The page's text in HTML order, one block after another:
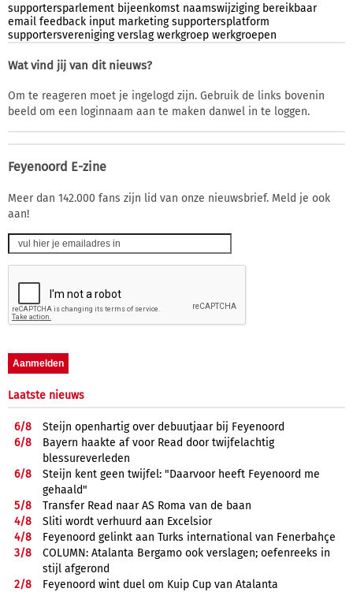
supportersparlement bijeenkomst naamswijziging bereikbaar
email feedback input marketing supportersplatform
supportersvereniging verslag werkgroep werkgroepen
Wat vind jij van dit nieuws?
Om te reageren moet je ingelogd zijn. Gebruik de links bovenin
beeld om een loginnaam aan te maken danwel in te loggen.
Feyenoord E-zine
Meer dan 142.000 fans zijn lid van onze nieuwsbrief. Meld je ook
aan!
Laatste nieuws
6/8
Steijn openhartig over debuutjaar bij Feyenoord
6/8
Bayern haakte af voor Read door twijfelachtig
blessureverleden
6/8
Steijn kent geen twijfel: "Daarvoor heeft Feyenoord me
gehaald"
5/8
Transfer Read naar AS Roma van de baan
4/8
Sliti wordt verhuurd aan Excelsior
4/8
Feyenoord gelinkt aan Turks international van Fenerbahçe
3/8
COLUMN: Atalanta Bergamo ook verslagen; oefenreeks in
stijl afgerond
2/8
Feyenoord wint duel om Kuip Cup van Atalanta